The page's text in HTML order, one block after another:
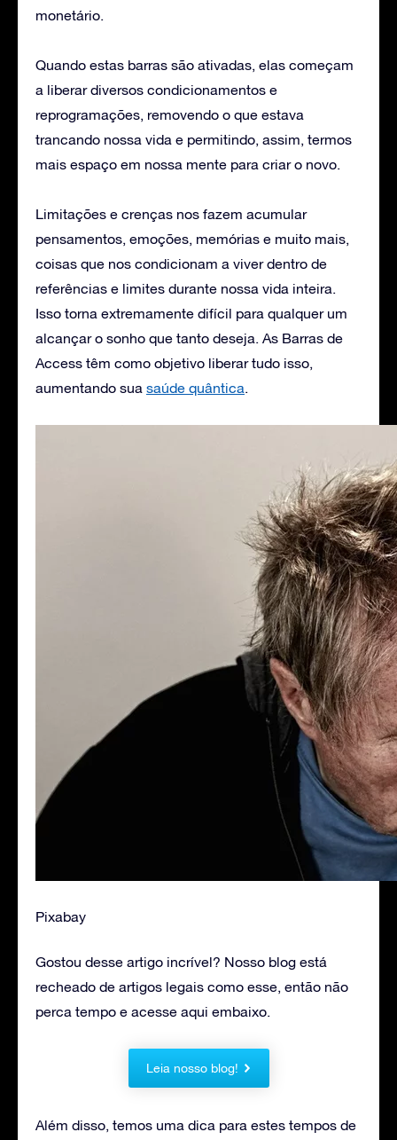
monetário.
Quando estas barras são ativadas, elas começam
a liberar diversos condicionamentos e
reprogramações, removendo o que estava
trancando nossa vida e permitindo, assim, termos
mais espaço em nossa mente para criar o novo.
Limitações e crenças nos fazem acumular
pensamentos, emoções, memórias e muito mais,
coisas que nos condicionam a viver dentro de
referências e limites durante nossa vida inteira.
Isso torna extremamente difícil para qualquer um
alcançar o sonho que tanto deseja. As Barras de
Access têm como objetivo liberar tudo isso,
aumentando sua saúde quântica.
Pixabay
Gostou desse artigo incrível? Nosso blog está
recheado de artigos legais como esse, então não
perca tempo e acesse aqui embaixo.
Leia nosso blog!
Além disso, temos uma dica para estes tempos de